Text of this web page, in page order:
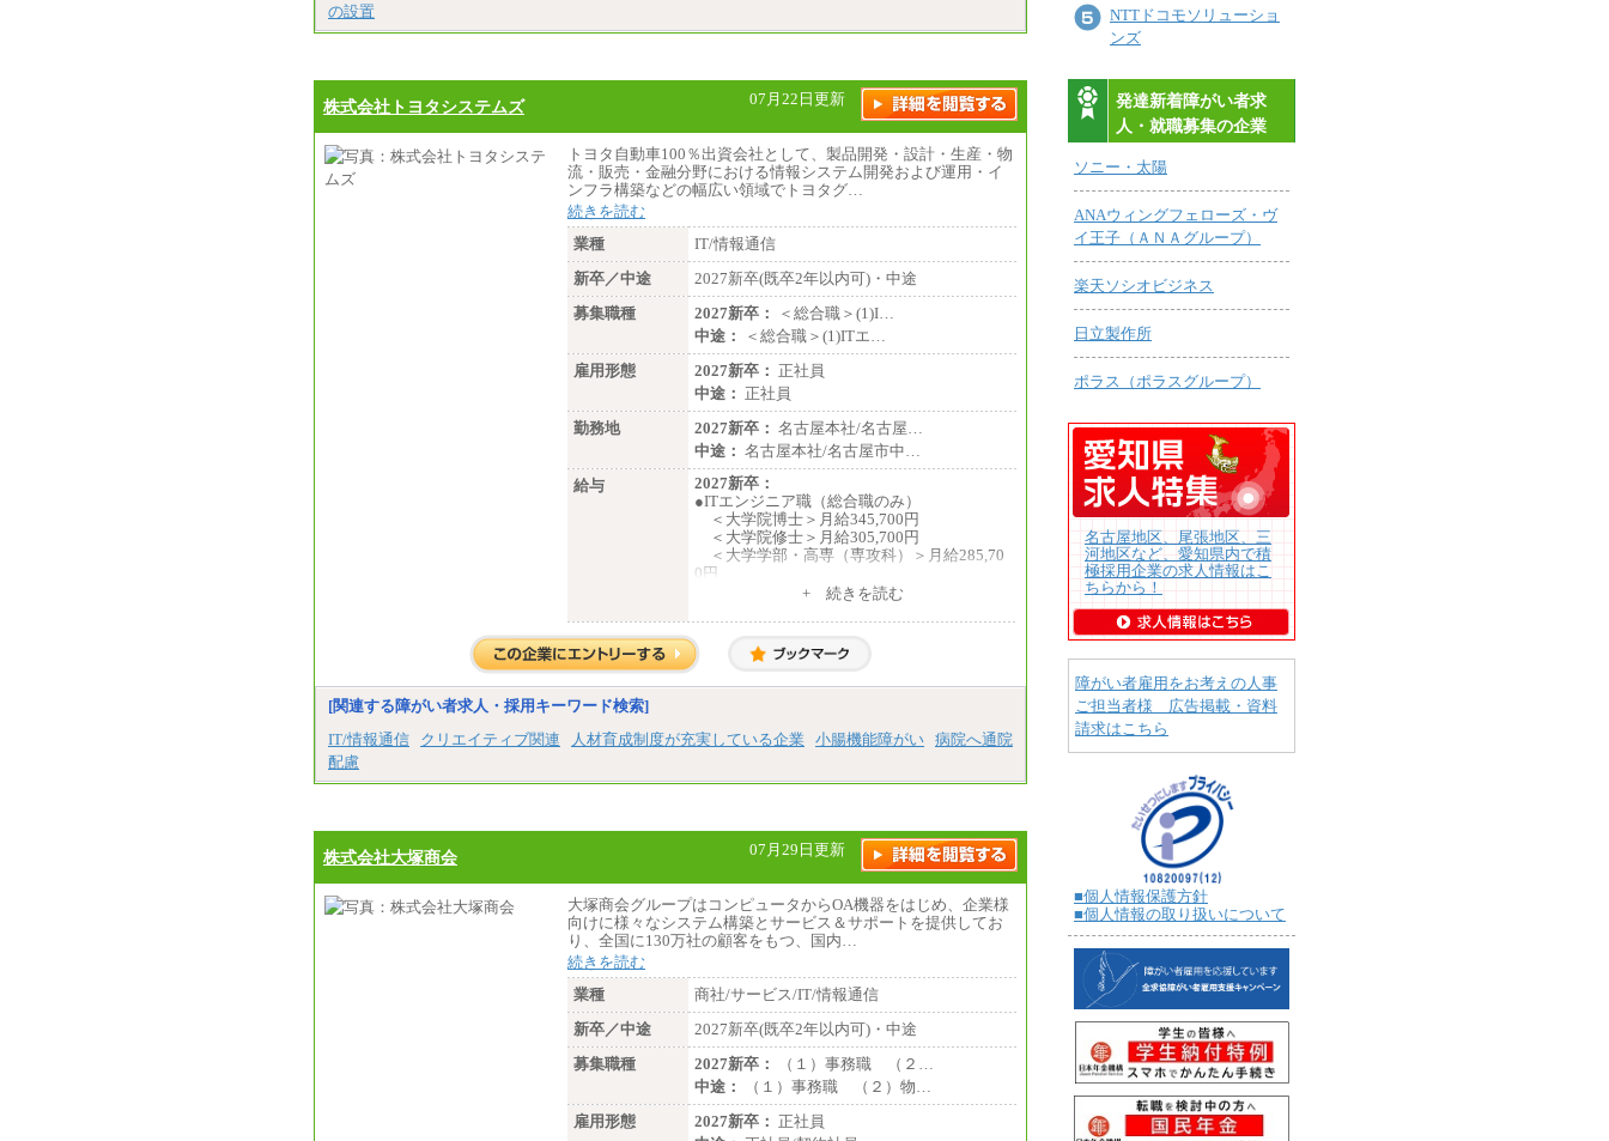
中途：
の設置
株式会社トヨタシステムズ 07月22日更新
トヨタ自動車100％出資会社として、製品開発・設計・生産・物
流・販売・金融分野における情報システム開発および運用・イ
ンフラ構築などの幅広い領域でトヨタグ…
続きを読む
業種
IT/情報通信
新卒／中途
2027新卒(既卒2年以内可)・中途
募集職種
2027新卒：
＜総合職＞(1)I…
中途：
＜総合職＞(1)ITエ…
雇用形態
2027新卒： 正社員
中途： 正社員
勤務地
2027新卒： 名古屋本社/名古屋…
中途： 名古屋本社/名古屋市中…
給与
2027新卒：
●ITエンジニア職（総合職のみ）
＜大学院博士＞月給345,700円
＜大学院修士＞月給305,700円
＜大学学部・高専（専攻科）＞月給285,70
0円
＜高専・短大＞月給285,700円
●事務職（総合職／一般職）
＜大学院修士・博士＞月給：305,700円
（総合職）
職）／248,100円（一般職）
※試用期間中の条件変更：無
＜総合職＞
大学院博士 ： 月給345,700円～
大学院修士 ： 月給305,700円～
大学学部・高専（専攻科）： 月給285,70
0円～
高専・短大： 月給285,700円～
大学(学部・院)・高専（専攻科）： 月給
253,100円～
高専・短大： 月給248,100円～
※試用期間中の条件変更：無
+ 続きを読む
[関連する障がい者求人・採用キーワード検索]
IT/情報通信
クリエイティブ関連 人材育成制度が充実している企業 小腸機能障がい 病院へ通院
配慮
株式会社大塚商会 07月29日更新
大塚商会グループはコンピュータからOA機器をはじめ、企業様
向けに様々なシステム構築とサービス＆サポートを提供してお
り、全国に130万社の顧客をもつ、国内…
続きを読む
業種
商社/サービス/IT/情報通信
新卒／中途
2027新卒(既卒2年以内可)・中途
募集職種
2027新卒：
（１）事務職 （２…
中途：
（１）事務職 （２）物…
雇用形態
2027新卒： 正社員
NTTドコモソリューショ
ンズ
発達新着障がい者求
人・就職募集の企業
ソニー・太陽
ANAウィングフェローズ・ヴ
イ王子（ＡＮＡグループ）
楽天ソシオビジネス
日立製作所
ポラス（ポラスグループ）
名古屋地区、尾張地区、三
河地区など、愛知県内で積
極採用企業の求人情報はこ
ちらから！
障がい者雇用をお考えの人事
ご担当者様 広告掲載・資料
請求はこちら
■個人情報保護方針
■個人情報の取り扱いについて